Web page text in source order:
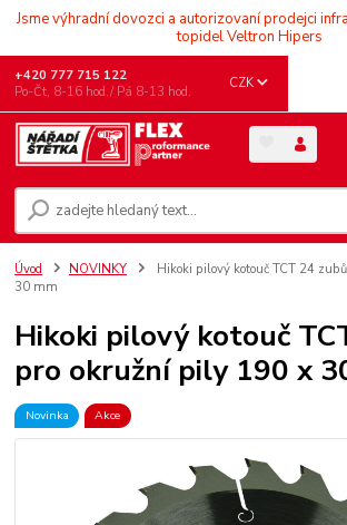
Jsme výhradní dovozci a autorizovaní prodejci
topidel Veltron Hipers
CZK
+420 777 715 122
Po-Čt, 8-16 hod./ Pá 8-13 hod.
Úvod NOVINKY
Hikoki pilový kotouč TCT 24
30 mm
Hikoki pilový kotouč
pro okružní pily 190 x
Novinka Akce